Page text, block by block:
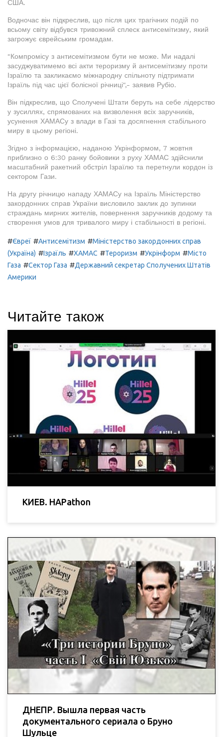
США.
Водночас він підкреслив, що після цих трагічних подій по
всьому світу відбувся тривожний сплеск антисемітизму, який
загрожує єврейським громадам.
"Компромісу з антисемітизмом бути не може. Ми надалі
засуджуватимемо всі акти тероризму й антисемітизму проти
Ізраїлю та закликаємо міжнародну спільноту підтримати
Ізраїль під час цієї болісної річниці",- заявив Рубіо.
Він підкреслив, що Сполучені Штати беруть на себе лідерство
у зусиллях, спрямованих на визволення всіх заручників,
усунення ХАМАСу з влади в Газі та досягнення стабільного
миру в цьому регіоні.
Згідно з інформацією, наданою Укрінформом, 7 жовтня
приблизно о 6:30 ранку бойовики з руху ХАМАС здійснили
масштабний ракетний обстріл Ізраїлю та перетнули кордон із
сектором Гази.
На другу річницю нападу ХАМАСу на Ізраїль Міністерство
закордонних справ України висловило заклик до зупинки
страждань мирних жителів, повернення заручників додому та
створення умов для тривалого миру і стабільності в регіоні.
#Євреї #Антисемітизм #Міністерство закордонних справ
(Україна) #Ізраїль #ХАМАС #Тероризм #Укрінформ #Місто
Газа #Сектор Газа #Державний секретар Сполучених Штатів
Америки
Читайте також
КИЕВ. HAPathon
ДНЕПР. Вышла первая часть
документального сериала о Бруно
Шульце